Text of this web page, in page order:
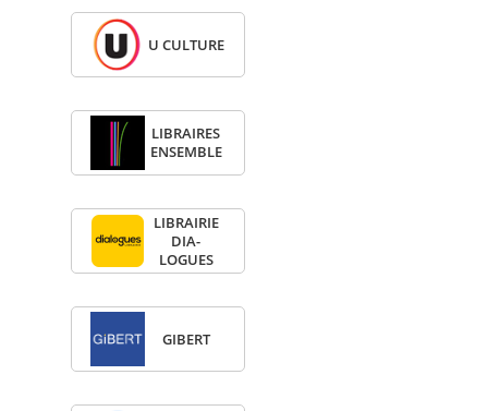
U CULTURE
LIBRAIRES
ENSEMBLE
LIBRAI­RIE
DIA­
LOGUES
GIBERT